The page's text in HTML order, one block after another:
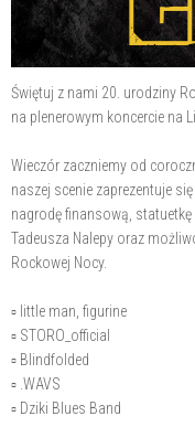
Świętuj z nami 20. urodziny
na plenerowym koncercie na
Wieczór zaczniemy od
naszej scenie zaprezentuje
nagrodę finansową, statuetkę
Tadeusza Nalepy oraz
Rockowej Nocy.
▫️ little man, figurine
▫️ STORO_official
▫️ Blindfolded
▫️ .WAVS
▫️ Dziki Blues Band